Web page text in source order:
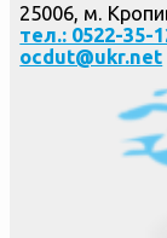
25006, м.
тел.: 0522-35-
ocdut@ukr.net